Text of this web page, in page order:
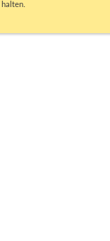
halten.